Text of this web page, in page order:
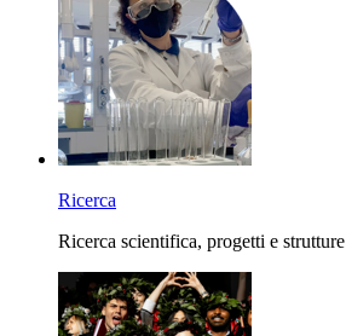
Ricerca
Ricerca scientifica, progetti e strutture